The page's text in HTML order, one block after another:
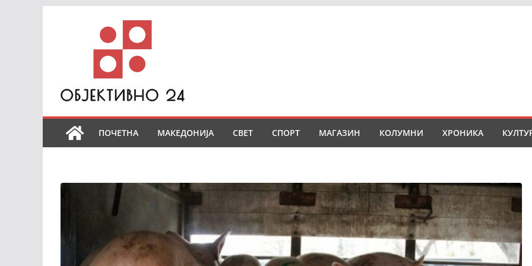
ПОЧЕТНА МАКЕДОНИЈА СВЕТ СПОРТ МАГАЗИН КОЛУМНИ ХРОНИКА